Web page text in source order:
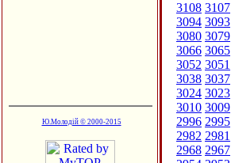
Ю.Молодій © 2000-2015
3108 3107
3094 3093
3080 3079
3066 3065
3052 3051
3038 3037
3024 3023
3010 3009
2996 2995
2982 2981
2968 2967